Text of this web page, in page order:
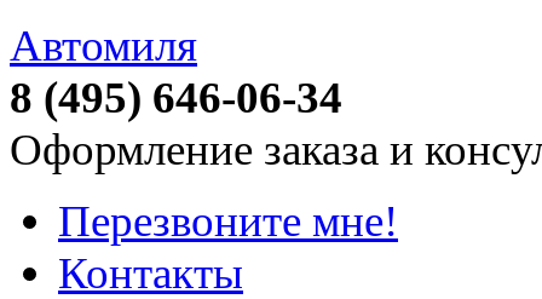
Автомиля
8 (495) 646-06-34
Оформление заказа и
Перезвоните мне!
Контакты